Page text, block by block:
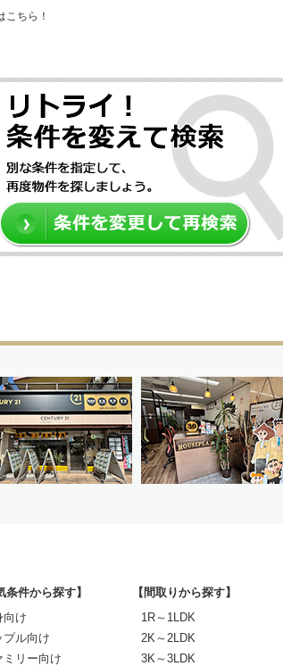
ちら！
条件から探す】
向け
プル向け
ミリー向け
【間取りから探す】
1R～1LDK
2K～2LDK
3K～3LDK